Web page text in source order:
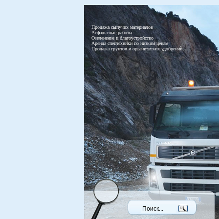
Продажа сыпучих материалов
Асфальтные работы
Озеленение и благоустройство
Аренда спецтехники по низким ценам
Продажа грунтов и органических удобрений